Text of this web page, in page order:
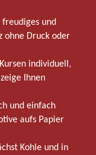
freudiges und
ohne Druck oder
individuell,
Ihnen
und einfach
aufs Papier
Kohle und in